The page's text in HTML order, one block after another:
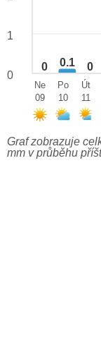
0 0.1 0
1
0
Ne
09
Po
10
Út
11
Graf zobrazuje
mm v průběhu